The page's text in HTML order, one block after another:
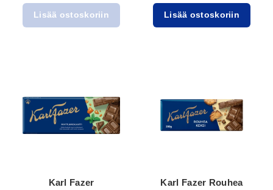
Lisää ostoskoriin Lisää ostoskoriin
Karl Fazer
Karl Fazer Rouhea